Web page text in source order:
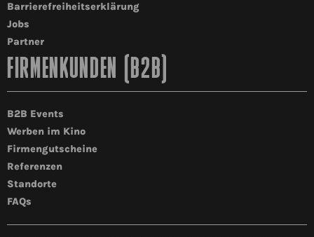
Barrierefreiheitserklärung
Jobs
Partner
FIRMENKUNDEN (B2B)
B2B Events
Werben im Kino
Firmengutscheine
Referenzen
Standorte
FAQs